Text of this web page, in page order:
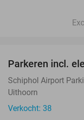
Parkeren incl.
Schiphol Airport
Uithoorn
Verkocht: 38